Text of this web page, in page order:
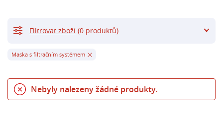
Nebyly nalezeny žádné produkty.
Filtrovat zboží (0 produktů)
Maska s filtračním systémem